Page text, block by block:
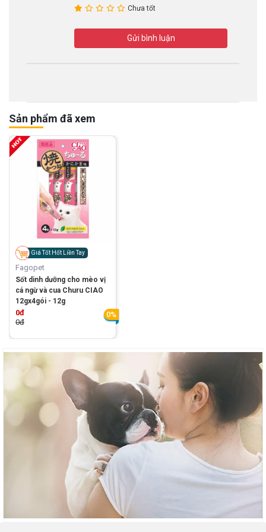
Chưa tốt
Gửi bình luận
Sản phẩm đã xem
Giá Tốt Hốt Liền Tay
Fagopet
Sốt dinh dưỡng cho mèo vị
cá ngừ và cua Churu CIAO
12gx4gói - 12g
0đ
0đ
0%